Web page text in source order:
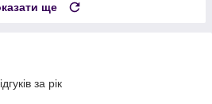
ще
за рік